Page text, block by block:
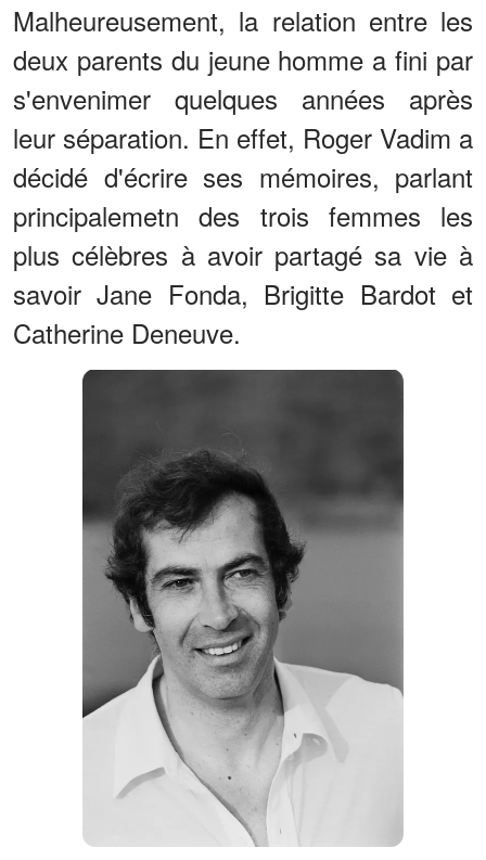
Malheureusement, la relation entre les
deux parents du jeune homme a fini par
s'envenimer quelques années après
leur séparation. En effet, Roger Vadim a
décidé d'écrire ses mémoires, parlant
principalemetn des trois femmes les
plus célèbres à avoir partagé sa vie à
savoir Jane Fonda, Brigitte Bardot et
Catherine Deneuve.